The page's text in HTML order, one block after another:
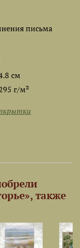
письма
см
г/м²
также